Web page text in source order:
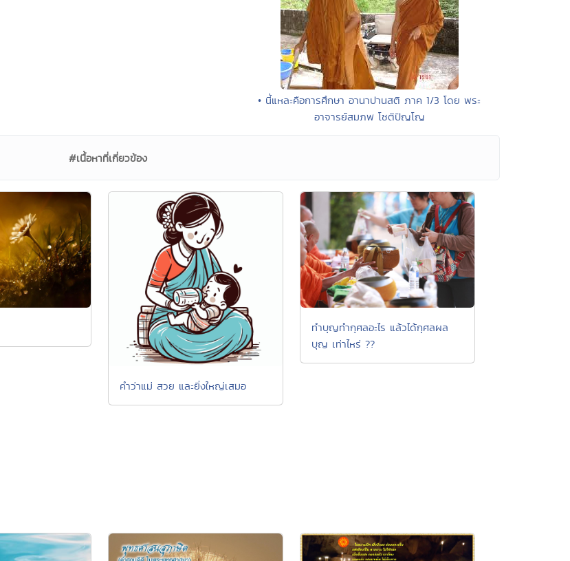
• นี้แหละคือการศึกษา อานาปานสติ ภาค 1/3 โดย พระ
อาจารย์สมภพ โชติปัญโญ
#เนื้อหาที่เกี่ยวข้อง
คำว่าแม่ สวย และยิ่งใหญ่เสมอ
ทำบุญทำกุศลอะไร แล้วได้กุศลผล
บุญ เท่าไหร่ ??